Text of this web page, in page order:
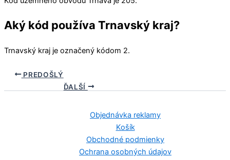
Aký kód používa Trnavský kraj?
Trnavský kraj je označený kódom 2.
PREDOŠLÝ
ĎALŠÍ
Objednávka reklamy
Košík
Obchodné podmienky
Ochrana osobných údajov